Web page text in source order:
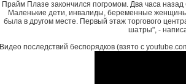
Прайм Плазе закончился погромом. Два часа
Маленькие дети, инвалиды, беременные
была в другом месте. Первый этаж торгового
шатры", -
Видео последствий беспорядков (взято с